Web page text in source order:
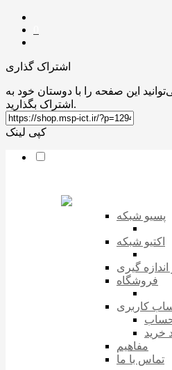
اشتراک گذاری
این صفحه را با دوستان خود به
اشتراک بگذارید.
کپی لینک
پسیو شبکه
اکتیو شبکه
اندازه گیری
فروشگاه
کاربری
خرید
مفاهیم
تماس با ما